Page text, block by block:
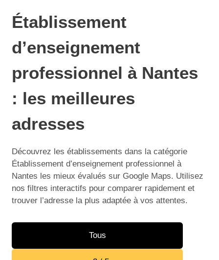
Établissement
d’enseignement
professionnel à Nantes
: les meilleures
adresses
Découvrez les établissements dans la catégorie
Établissement d’enseignement professionnel à
Nantes les mieux évalués sur Google Maps. Utilisez
nos filtres interactifs pour comparer rapidement et
trouver l’adresse la plus adaptée à vos attentes.
Tous